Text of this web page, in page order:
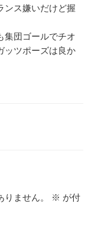
ンス嫌いだけど握
団ゴールでチオ
ッツポーズは良か
ません。 ※ が付